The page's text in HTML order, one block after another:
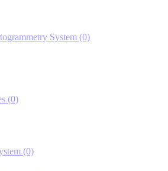
System (0)
(0)
(0)